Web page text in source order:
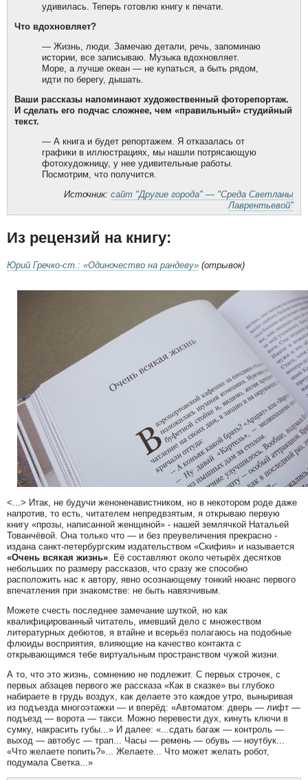
удивилась. Теперь готовлю книгу к печати.
Что вдохновляет?
— Жизнь, люди. Замечаю детали, речь, запоминаю
истории, все записываю. Музыка вдохновляет.
Море, а лучше океан — не купаться, а быть рядом,
идти по берегу, дышать.
Ваши рассказы напоминают художественный фоторепортаж.
И сделать его подчас сложнее, чем «правильный» студийный
текст.
— А книга и будет репортажем. Я отказалась от
графики в иллюстрациях, мы нашли потрясающую
фотохудожницу, у нее удивительные работы.
Посмотрим, что получится.
Источник: сайт "Другие города" — "Среда Светланы
Лаврентьевой"
Из рецензий на книгу:
Юрий Гречко-ст.: «Одиночество на рандеву» (отрывок)
<...> Итак, не будучи женоненавистником, но в некотором роде даже
напротив, то есть, читателем непредвзятым, я открываю первую
книгу «прозы, написанной женщиной» - нашей землячкой Натальей
Тованчёвой. Она только что — и без преувеличения прекрасно -
издана санкт-петербургским издательством «Скифия» и называется
«Очень всякая жизнь» . Её составляют около четырёх десятков
небольших по размеру рассказов, что сразу же способно
расположить нас к автору, явно осознающему тонкий нюанс первого
впечатления при знакомстве: не быть навязчивым.
Можете счесть последнее замечание шуткой, но как
квалифицированный читатель, имевший дело с множеством
литературных дебютов, я втайне и всерьёз полагаюсь на подобные
флюиды восприятия, влияющие на качество контакта с
открывающимся тебе виртуальным пространством чужой жизни.
А то, что это жизнь, сомнению не подлежит. С первых строчек, с
первых абзацев первого же рассказа «Как в сказке» вы глубоко
набираете в грудь воздух, как делаете это каждое утро, выныривая
из подъезда многоэтажки — и вперёд: «Автоматом: дверь — лифт —
подъезд — ворота — такси. Можно перевести дух, кинуть ключи в
сумку, накрасить губы...» И далее: «...сдать багаж — контроль —
выход — автобус — трап... Часы — ремень — обувь — ноутбук...
«Что желаете попить?»... Желаете... Что может желать робот,
подумала Светка...»